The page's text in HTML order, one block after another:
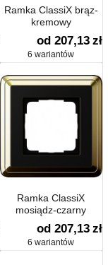
Ramka ClassiX brąz-
kremowy
od 207,13 zł
6 wariantów
Ramka ClassiX
mosiądz-czarny
od 207,13 zł
6 wariantów